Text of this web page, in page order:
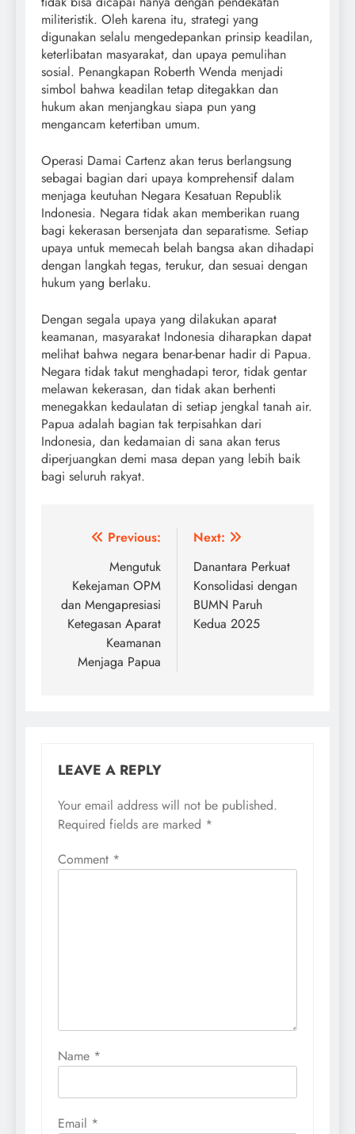
militeristik. Oleh karena itu, strategi yang
digunakan selalu mengedepankan prinsip keadilan,
keterlibatan masyarakat, dan upaya pemulihan
sosial. Penangkapan Roberth Wenda menjadi
simbol bahwa keadilan tetap ditegakkan dan
hukum akan menjangkau siapa pun yang
mengancam ketertiban umum.
Operasi Damai Cartenz akan terus berlangsung
sebagai bagian dari upaya komprehensif dalam
menjaga keutuhan Negara Kesatuan Republik
Indonesia. Negara tidak akan memberikan ruang
bagi kekerasan bersenjata dan separatisme. Setiap
upaya untuk memecah belah bangsa akan dihadapi
dengan langkah tegas, terukur, dan sesuai dengan
hukum yang berlaku.
Dengan segala upaya yang dilakukan aparat
keamanan, masyarakat Indonesia diharapkan dapat
melihat bahwa negara benar-benar hadir di Papua.
Negara tidak takut menghadapi teror, tidak gentar
melawan kekerasan, dan tidak akan berhenti
menegakkan kedaulatan di setiap jengkal tanah air.
Papua adalah bagian tak terpisahkan dari
Indonesia, dan kedamaian di sana akan terus
diperjuangkan demi masa depan yang lebih baik
bagi seluruh rakyat.
Post
navigation
Previous:
Mengutuk
Kekejaman OPM
dan Mengapresiasi
Ketegasan Aparat
Keamanan
Menjaga Papua
Next:
Danantara Perkuat
Konsolidasi dengan
BUMN Paruh
Kedua 2025
LEAVE A REPLY
Your email address will not be published.
Required fields are marked *
Comment *
Name *
Email *